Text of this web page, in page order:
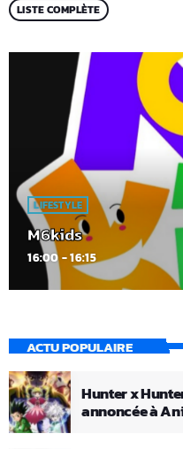
LISTE COMPLÈTE
LIFESTYLE
M6kids
16:00 - 16:15
ACTU POPULAIRE
Hunter x
annoncée à